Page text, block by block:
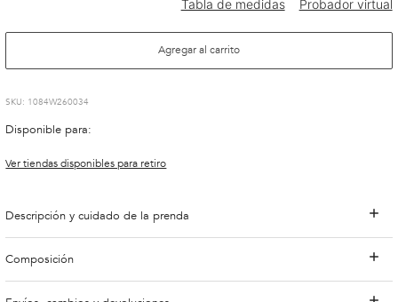
Agregar al carrito
: 1084W260034
Disponible para:
Ver tiendas disponibles para retiro
Descripción y cuidado de la prenda
Composición